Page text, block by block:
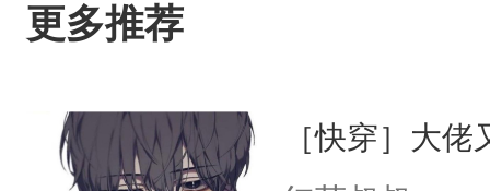
更多推荐
［快穿］大